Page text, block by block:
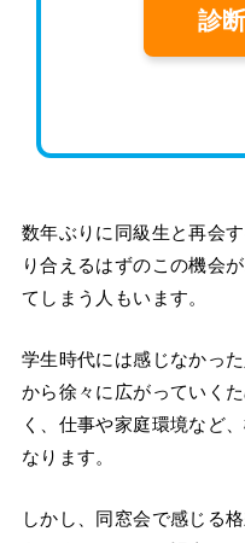
診
数年ぶりに同級生と再会
り合えるはずのこの機会
てしまう人もいます。
学生時代には感じなかっ
から徐々に広がっていくた
く、仕事や家庭環境など
なります。
しかし、同窓会で感じる